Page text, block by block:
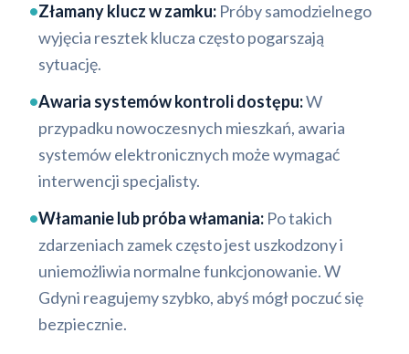
•Złamany klucz w zamku: Próby samodzielnego
wyjęcia resztek klucza często pogarszają
sytuację.
•Awaria systemów kontroli dostępu:W
przypadku nowoczesnych mieszkań, awaria
systemów elektronicznych może wymagać
interwencji specjalisty.
•Włamanie lub próba włamania: Po takich
zdarzeniach zamek często jest uszkodzony i
uniemożliwia normalne funkcjonowanie. W
Gdyni reagujemy szybko, abyś mógł poczuć się
bezpiecznie.